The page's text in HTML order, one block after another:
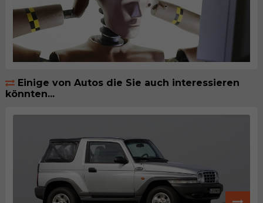
Einige von Autos die Sie auch interessieren
könnten...